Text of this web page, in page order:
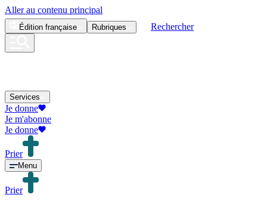
Aller au contenu principal
Édition française Rubriques Rechercher
Services
Je donne
Je m'abonne
Je donne
Prier
Menu
Prier